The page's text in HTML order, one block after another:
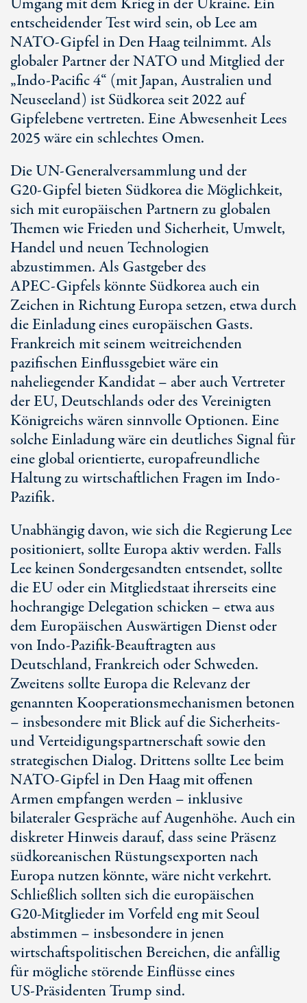
entscheidender Test wird sein, ob Lee am
NATO-GipfelinDen Haagteilnimmt. Als
globaler Partner der NATO und Mitglied der
„Indo-Pacific 4“ (mit Japan, Australien und
Neuseeland) ist Südkorea seit 2022 auf
Gipfelebene vertreten. Eine Abwesenheit Lees
2025 wäre ein schlechtes Omen.
Die UN-Generalversammlung und der
G20-Gipfelbieten Südkorea die Möglichkeit,
sich mit europäischen Partnern zu globalen
Themen wie Frieden und Sicherheit, Umwelt,
Handel und neuen Technologien
abzustimmen. Als Gastgeber des
APEC-Gipfelskönnte Südkorea auch ein
Zeichen in Richtung Europa setzen, etwa durch
die Einladung eines europäischen Gasts.
Frankreich mit seinem weitreichenden
pazifischen Einflussgebiet wäre ein
naheliegender Kandidat – aber auch Vertreter
der EU, Deutschlands oder des Vereinigten
Königreichs wären sinnvolle Optionen. Eine
solche Einladung wäre ein deutliches Signal für
eine global orientierte, europafreundliche
Haltung zu wirtschaftlichen Fragen im Indo-
Pazifik.
Unabhängig davon, wie sich die Regierung Lee
positioniert, sollte Europa aktiv werden. Falls
Lee keinen Sondergesandten entsendet, sollte
die EU oder ein Mitgliedstaat ihrerseits eine
hochrangige Delegation schicken – etwa aus
dem Europäischen Auswärtigen Dienst oder
von Indo-Pazifik-Beauftragten aus
Deutschland, Frankreich oder Schweden.
Zweitens sollte Europa die Relevanz der
genannten Kooperationsmechanismen betonen
– insbesondere mit Blick auf die Sicherheits-
und Verteidigungspartnerschaft sowie den
strategischen Dialog. Drittens sollte Lee beim
NATO-GipfelinDen Haagmit offenen
Armen empfangen werden – inklusive
bilateraler Gespräche auf Augenhöhe. Auch ein
diskreter Hinweis darauf, dass seine Präsenz
südkoreanischen Rüstungsexporten nach
Europa nutzen könnte, wäre nicht verkehrt.
Schließlich sollten sich die europäischen
G20-Mitgliederim Vorfeld eng mit Seoul
abstimmen – insbesondere in jenen
wirtschaftspolitischen Bereichen, die anfällig
für mögliche störende Einflüsse eines
US-PräsidentenTrump sind.